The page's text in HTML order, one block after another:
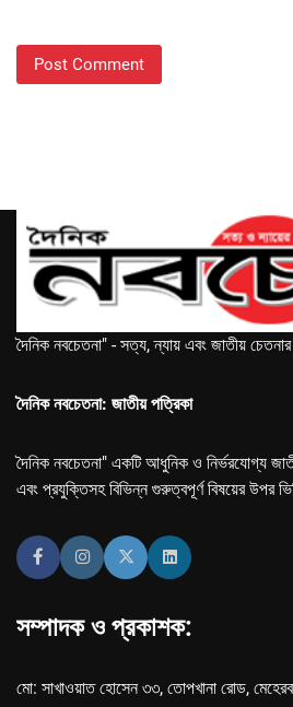
দৈনিক নবচেতনা" - সত্য, ন্যায় এবং জাতীয়
দৈনিক নবচেতনা: জাতীয় পত্রিকা
দৈনিক নবচেতনা" একটি আধুনিক ও নির্ভরযোগ্য
এবং প্রযুক্তিসহ বিভিন্ন গুরুত্বপূর্ণ বিষয়ের উপর
সম্পাদক ও প্রকাশক:
মো: সাখাওয়াত হোসেন ৩৩, তোপখানা রোড,